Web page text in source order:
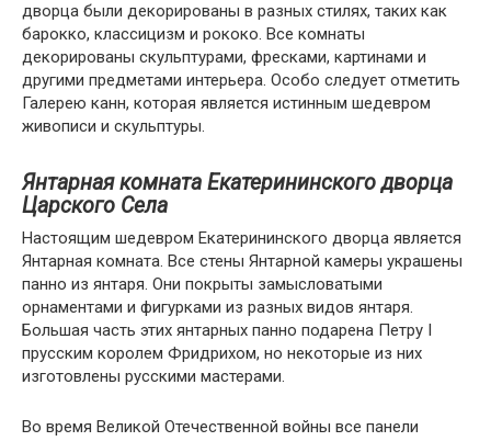
дворца были декорированы в разных стилях, таких как
барокко, классицизм и рококо. Все комнаты
декорированы скульптурами, фресками, картинами и
другими предметами интерьера. Особо следует отметить
Галерею канн, которая является истинным шедевром
живописи и скульптуры.
Янтарная комната Екатерининского дворца
Царского Села
Настоящим шедевром Екатерининского дворца является
Янтарная комната. Все стены Янтарной камеры украшены
панно из янтаря. Они покрыты замысловатыми
орнаментами и фигурками из разных видов янтаря.
Большая часть этих янтарных панно подарена Петру I
прусским королем Фридрихом, но некоторые из них
изготовлены русскими мастерами.
Во время Великой Отечественной войны все панели